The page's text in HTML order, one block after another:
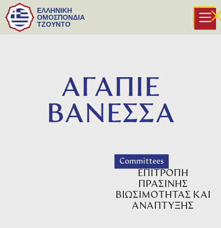
ΕΛΛΗΝΙΚΗ
ΟΜΟΣΠΟΝΔΙΑ
ΤΖΟΥΝΤΟ
ΑΓΑΠΙΕ
ΒΑΝΕΣΣΑ
Committees
ΕΠΙΤΡΟΠΗ
ΠΡΑΣΙΝΗΣ
ΒΙΩΣΙΜΟΤΗΤΑΣ ΚΑΙ
ΑΝΑΠΤΥΞΗΣ